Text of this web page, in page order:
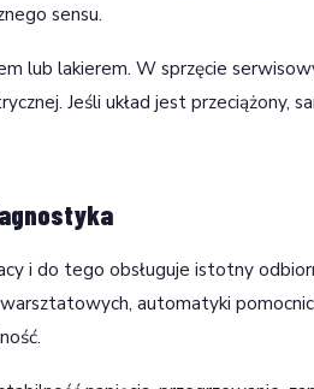
sensu.
lub lakierem. W sprzęcie
Jeśli układ jest przeciążony,
i do tego obsługuje istotny
automatyki